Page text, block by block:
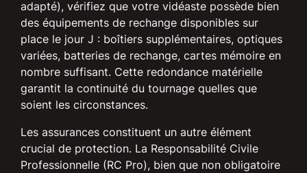
adapté), vérifiez que votre vidéaste possède bien
des équipements de rechange disponibles sur
place le jour J : boîtiers supplémentaires, optiques
variées, batteries de rechange, cartes mémoire en
nombre suffisant. Cette redondance matérielle
garantit la continuité du tournage quelles que
soient les circonstances.
Les assurances constituent un autre élément
crucial de protection. La Responsabilité Civile
Professionnelle (RC Pro), bien que non obligatoire